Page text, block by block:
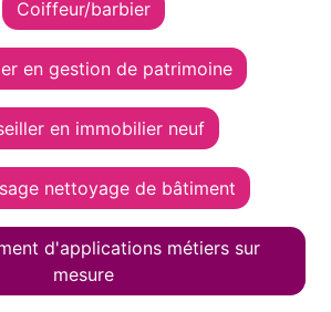
Coiffeur/barbier
en gestion de patrimoine
en immobilier neuf
nettoyage de bâtiment
d'applications métiers sur
mesure